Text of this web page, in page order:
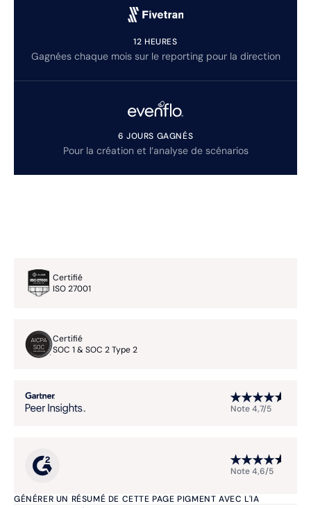
12 HEURES
Gagnées chaque mois sur le reporting pour la direction
6 JOURS GAGNÉS
Pour la création et l’analyse de scénarios
GÉNÉRER UN RÉSUMÉ DE CETTE PAGE PIGMENT AVEC L'IA
Certifié
ISO 27001
Certifié
SOC 1 & SOC 2 Type 2
Note 4,7/5
Note 4,6/5